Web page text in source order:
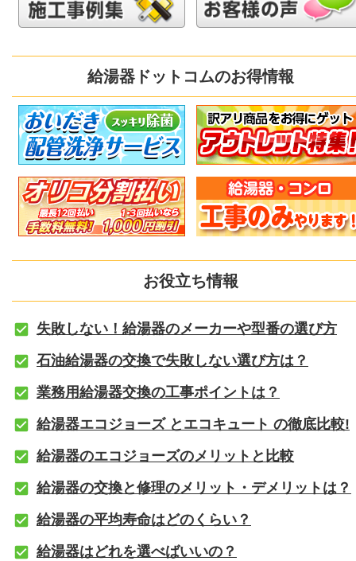
給湯器ドットコムのお得情報
お役立ち情報
失敗しない！給湯器のメーカーや型番の選び方
石油給湯器の交換で失敗しない選び方は？
業務用給湯器交換の工事ポイントは？
給湯器エコジョーズ とエコキュート の徹底比較!
給湯器のエコジョーズのメリットと比較
給湯器の交換と修理のメリット・デメリットは？
給湯器の平均寿命はどのくらい？
給湯器はどれを選べばいいの？